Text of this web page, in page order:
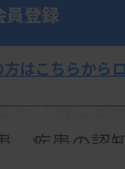
ウ病に合
。疾患の認
員登録
はこちらから